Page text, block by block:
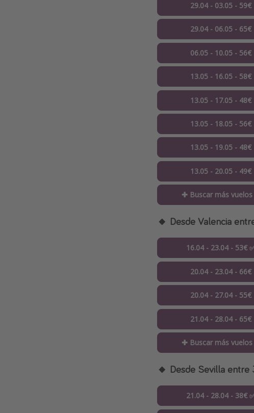
29.04 - 03.05 - 59€
29.04 - 06.05 - 65€
06.05 - 10.05 - 56€
13.05 - 16.05 - 58€
13.05 - 17.05 - 48€
13.05 - 18.05 - 56€
13.05 - 19.05 - 48€
13.05 - 20.05 - 49€
✚ Buscar más
🔸 Desde Valencia
16.04 - 23.04 - 53€
20.04 - 23.04 - 66€
20.04 - 27.04 - 55€
21.04 - 28.04 - 65€
✚ Buscar más
🔸 Desde Sevilla
21.04 - 28.04 - 38€